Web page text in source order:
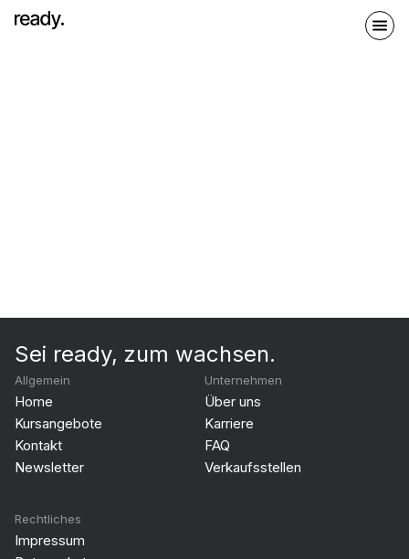
Sei ready, zum wachsen.
Allgemein
Home
Kursangebote
Kontakt
Newsletter
Unternehmen
Über uns
Karriere
FAQ
Verkaufsstellen
Rechtliches
Impressum